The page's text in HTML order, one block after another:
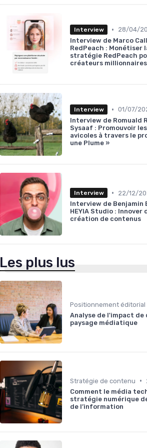
Interview •
28/04/
Interview de Marco
RedPeach : Monétiser
stratégie RedPeach
créateurs millionnaires
Interview • 01/07/
Interview de Romuald
Sysaaf : Promouvoir
avicoles à travers le
une Plume »
Interview •
22/12/
Interview de Benjamin
HEYIA Studio : Innover
création de contenus
Les plus lus
Positionnement éditorial
Analyse de l'impact de
paysage médiatique
Stratégie de contenu •
Comment le média
stratégie numérique
de l’information